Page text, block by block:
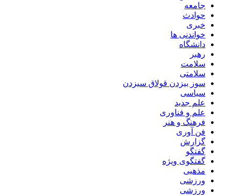
جامعه
حوادث
خبری
خواندنی ها
دانشگاه
رهبر
سلامت
سلامتی
سوز بیزدن قولاق سیزدن
سیاسی
علم جدید
علم و فناوری
فرهنگ و هنر
فن آوری
گزارش
گفتگو
گفتگوی ویژه
مذهبی
ورزشی
ورزشی